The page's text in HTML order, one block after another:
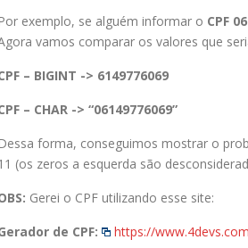
exemplo, se alguém informar o CPF
vamos comparar os valores que
– BIGINT -> 6149776069
– CHAR -> “06149776069”
forma, conseguimos mostrar o
(os zeros a esquerda são
Gerei o CPF utilizando esse site:
de CPF:
https://